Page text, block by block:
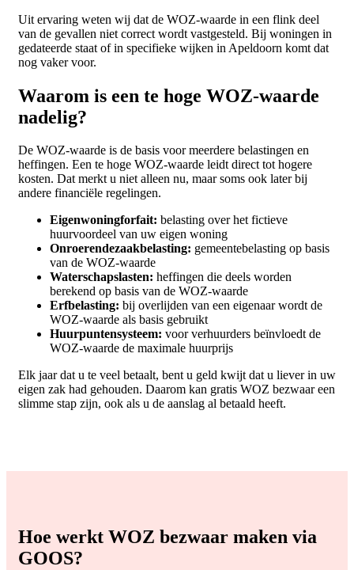
Uit ervaring weten wij dat de WOZ-waarde in een flink deel
van de gevallen niet correct wordt vastgesteld. Bij woningen in
gedateerde staat of in specifieke wijken in Apeldoorn komt dat
nog vaker voor.
Waarom is een te hoge WOZ-waarde
nadelig?
De WOZ-waarde is de basis voor meerdere belastingen en
heffingen. Een te hoge WOZ-waarde leidt direct tot hogere
kosten. Dat merkt u niet alleen nu, maar soms ook later bij
andere financiële regelingen.
Eigenwoningforfait: belasting over het fictieve
huurvoordeel van uw eigen woning
Onroerendezaakbelasting: gemeentebelasting op basis
van de WOZ-waarde
Waterschapslasten: heffingen die deels worden
berekend op basis van de WOZ-waarde
Erfbelasting: bij overlijden van een eigenaar wordt de
WOZ-waarde als basis gebruikt
Huurpuntensysteem: voor verhuurders beïnvloedt de
WOZ-waarde de maximale huurprijs
Elk jaar dat u te veel betaalt, bent u geld kwijt dat u liever in uw
eigen zak had gehouden. Daarom kan gratis WOZ bezwaar een
slimme stap zijn, ook als u de aanslag al betaald heeft.
Hoe werkt WOZ bezwaar maken via
GOOS?